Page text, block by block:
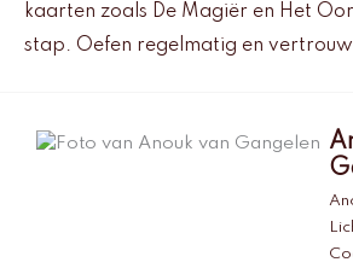
kaarten zoals De Magiër en Het
stap. Oefen regelmatig en